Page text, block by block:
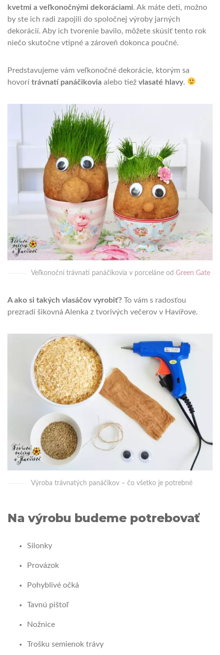
kvetmi a veľkonočnými dekoráciami. Ak máte deti, možno
by ste ich radi zapojili do spoločnej výroby jarných
dekorácií. Aby ich tvorenie bavilo, môžete skúsiť tento rok
niečo skutočne vtipné a zároveň dokonca poučné.
Predstavujeme vám veľkonočné dekorácie, ktorým sa
hovorí trávnatí panáčikovia alebo tiež vlasaté hlavy.
Veľkonoční trávnatí panáčikovia v porceláne od Green Gate
A ako si takých vlasáčov vyrobiť? To vám s radosťou
prezradí šikovná Alenka z tvorivých večerov v Havířove.
Výroba trávnatých panáčikov – čo všetko je potrebné
Na výrobu budeme potrebovať
Silonky
Provázok
Pohyblivé očká
Tavnú pištoľ
Nožnice
Trošku semienok trávy